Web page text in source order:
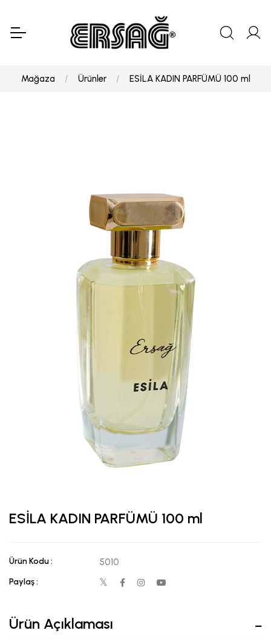
Mağaza Ürünler ESİLA KADIN PARFÜMÜ 100 ml
ESİLA KADIN PARFÜMÜ 100 ml
Ürün Kodu : 5010
Paylaş :
Ürün Açıklaması